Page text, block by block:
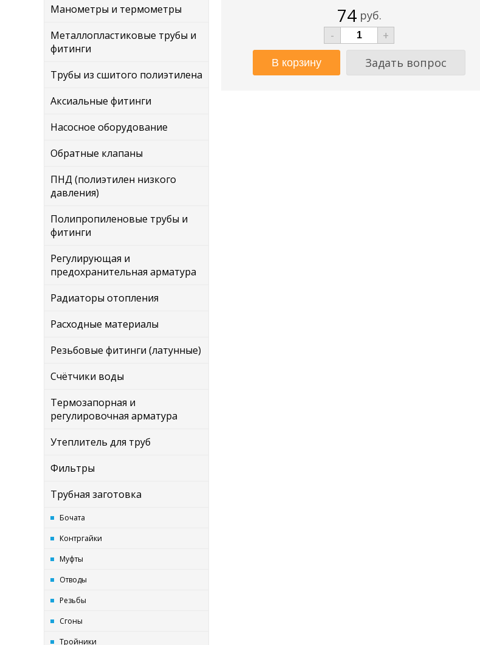
Манометры и термометры
Металлопластиковые трубы и
фитинги
Трубы из сшитого полиэтилена
Аксиальные фитинги
Насосное оборудование
Обратные клапаны
ПНД (полиэтилен низкого
давления)
Полипропиленовые трубы и
фитинги
Регулирующая и
предохранительная арматура
Радиаторы отопления
Расходные материалы
Резьбовые фитинги (латунные)
Счётчики воды
Термозапорная и
регулировочная арматура
Утеплитель для труб
Фильтры
Трубная заготовка
Бочата
Контргайки
Муфты
Отводы
Резьбы
Сгоны
Тройники
74 руб.
-
+
Задать вопрос